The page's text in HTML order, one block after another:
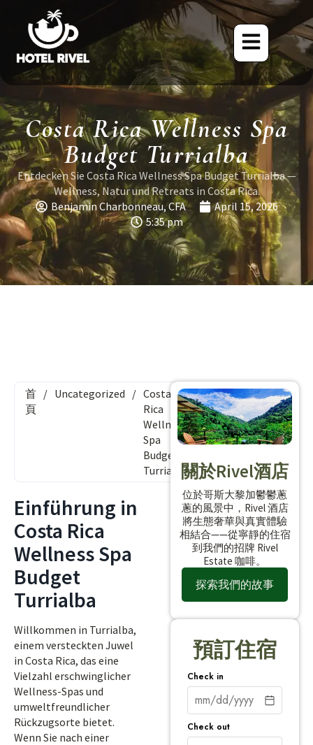
Costa Rica Wellness Spa
Budget Turrialba
Entdecken Sie Costa Rica Wellness Spa Budget Turrialba —
Wellness, Natur und Retreats in Costa Rica.
Benjamin Charbonneau, CFA
April 15, 2026
5:35 pm
首
頁
/ Uncategorized / Costa
Rica
Wellness
Spa
Budget
Turrialba
Einführung in
Costa Rica
Wellness Spa
Budget
Turrialba
Willkommen in Turrialba,
einem versteckten Juwel
in Costa Rica, das eine
Vielzahl erschwinglicher
Wellness-Spas und
umweltfreundlicher
Rückzugsorte bietet.
Wenn Sie nach einer
關於Rivel酒店
位於哥斯大黎加鬱鬱蔥
蔥的風景中，Rivel 酒店
將生態奢華與真實體驗
相結合——從寧靜的住宿
到我們的招牌 Rivel
Estate 咖啡。
探索我們的故事
預訂住宿
Check in
Check out